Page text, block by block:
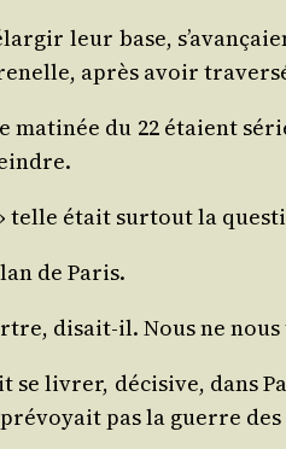
leur base,
après avoir
mati­née du 22 étaient
était sur­tout la
de Paris.
disait-il. Nous ne
se livrer, déci­sive, dans
pas la guerre des